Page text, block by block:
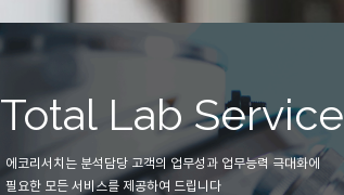
Total Lab Service
에코리서치는 분석담당 고객의 업무성과 업무능력 극대화에
필요한 모든 서비스를 제공하여 드립니다